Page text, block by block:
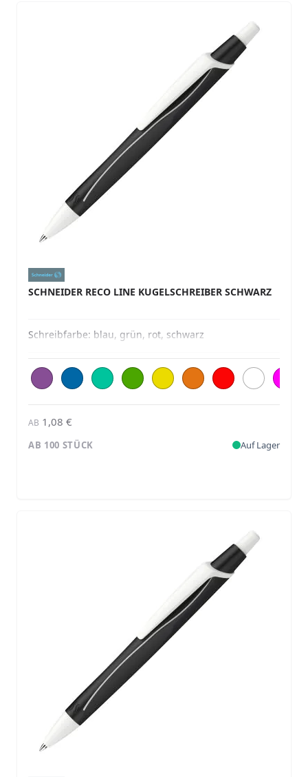
SCHNEIDER RECO LINE KUGELSCHREIBER SCHWARZ
Schreibfarbe: blau, grün, rot, schwarz
AB 1,08 €
AB 100 STÜCK Auf Lager